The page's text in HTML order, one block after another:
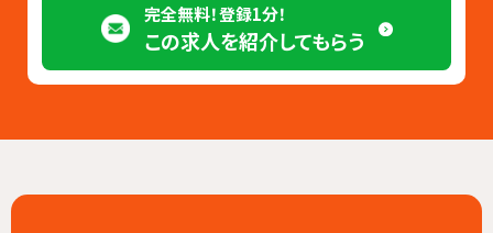
完全無料！登録1分！
この求人を紹介してもらう